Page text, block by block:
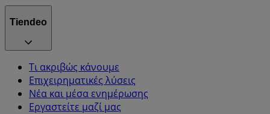
Tiendeo
Τι ακριβώς κάνουμε
Επιχειρηματικές λύσεις
Νέα και μέσα ενημέρωσης
Εργαστείτε μαζί μας